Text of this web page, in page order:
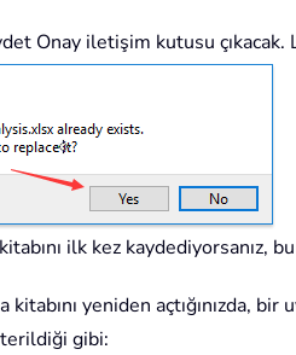
Onay iletişim kutusu
ilk kez kaydediyorsanız,
kitabını yeniden açtığınızda,
gibi: